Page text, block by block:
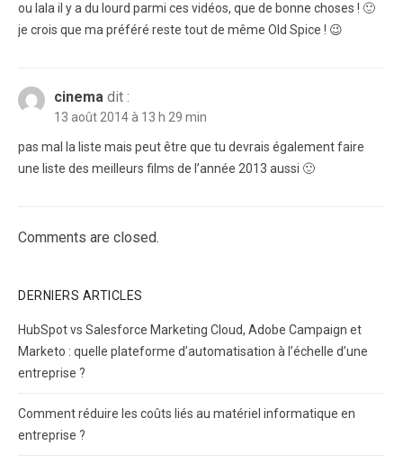
ou lala il y a du lourd parmi ces vidéos, que de bonne choses ! 🙂
je crois que ma préféré reste tout de même Old Spice ! 😉
cinema dit :
13 août 2014 à 13 h 29 min
pas mal la liste mais peut être que tu devrais également faire
une liste des meilleurs films de l’année 2013 aussi 🙂
Comments are closed.
DERNIERS ARTICLES
HubSpot vs Salesforce Marketing Cloud, Adobe Campaign et
Marketo : quelle plateforme d’automatisation à l’échelle d’une
entreprise ?
Comment réduire les coûts liés au matériel informatique en
entreprise ?